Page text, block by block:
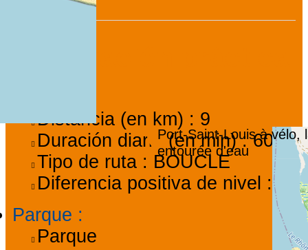
Port-Saint-Louis à vélo,
entourée d'eau
Distancia (en km) : 9
Duración diaria (en min) : 60
Tipo de ruta : BOUCLE
Diferencia positiva de nivel :
Parque :
Parque